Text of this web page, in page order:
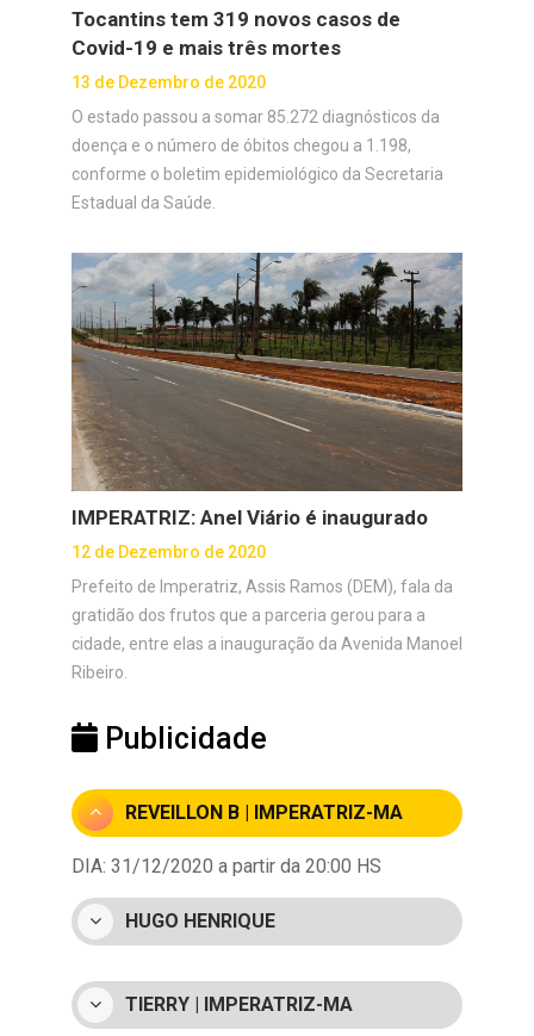
Tocantins tem 319 novos casos de
Covid-19 e mais três mortes
13 de Dezembro de 2020
O estado passou a somar 85.272 diagnósticos da
doença e o número de óbitos chegou a 1.198,
conforme o boletim epidemiológico da Secretaria
Estadual da Saúde.
IMPERATRIZ: Anel Viário é inaugurado
12 de Dezembro de 2020
Prefeito de Imperatriz, Assis Ramos (DEM), fala da
gratidão dos frutos que a parceria gerou para a
cidade, entre elas a inauguração da Avenida Manoel
Ribeiro.
Publicidade
REVEILLON B | IMPERATRIZ-MA
DIA: 31/12/2020 a partir da 20:00 HS
HUGO HENRIQUE
TIERRY | IMPERATRIZ-MA